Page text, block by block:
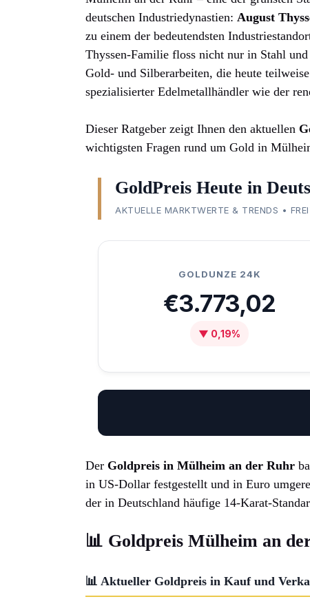
deutschen Industriedynastien: August
zu einem der bedeutendsten
Thyssen-Familie floss nicht nur in Stahl
Gold- und Silberarbeiten, die heute
spezialisierter Edelmetallhändler wie der
Dieser Ratgeber zeigt Ihnen den aktuellen
wichtigsten Fragen rund um Gold in
GoldPreis Heute in
AKTUELLE MARKTWERTE & TRENDS •
GOLDUNZE 24K
€3.773,02
▼ 0,19%
Der Goldpreis in Mülheim an der Ruhr
in US-Dollar festgestellt und in Euro
der in Deutschland häufige 14-Karat-
📊 Goldpreis Mülheim an
📊 Aktueller Goldpreis in Kauf und